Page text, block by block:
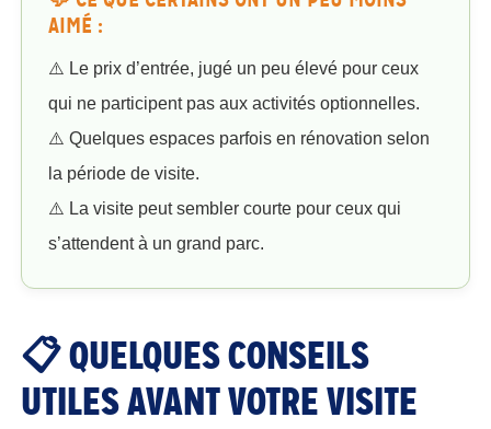
AIMÉ :
⚠️ Le prix d’entrée, jugé un peu élevé pour ceux
qui ne participent pas aux activités optionnelles.
⚠️ Quelques espaces parfois en rénovation selon
la période de visite.
⚠️ La visite peut sembler courte pour ceux qui
s’attendent à un grand parc.
📋 QUELQUES CONSEILS
UTILES AVANT VOTRE VISITE